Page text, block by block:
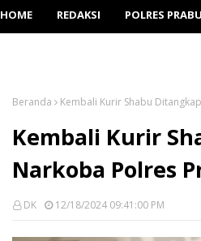
HOME REDAKSI POLRES
Beranda Kembali Kurir Shabu
Kembali Kurir
Narkoba Polres
DK 12/18/2024 09:41:00 PM